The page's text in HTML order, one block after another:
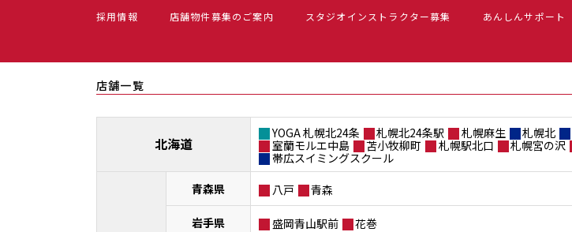
採用情報 店舗物件募集のご案内 スタジオインストラクター募集 あんしんサポート
店舗一覧
北海道
YOGA 札幌北24条 札幌北24条駅 札幌麻生 札幌北
室蘭モルエ中島
苫小牧柳町 札幌駅北口 札幌宮の沢
帯広スイミングスクール
青森県 八戸 青森
岩手県 盛岡青山駅前 花巻